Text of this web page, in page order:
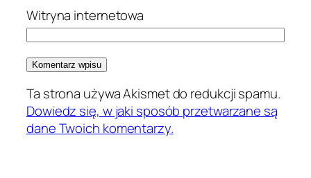
Witryna internetowa
Ta strona używa Akismet do redukcji spamu.
Dowiedz się, w jaki sposób przetwarzane są
dane Twoich komentarzy.